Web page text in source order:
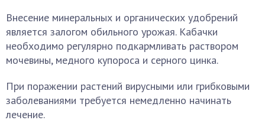
Внесение минеральных и органических удобрений
является залогом обильного урожая. Кабачки
необходимо регулярно подкармливать раствором
мочевины, медного купороса и серного цинка.
При поражении растений вирусными или грибковыми
заболеваниями требуется немедленно начинать
лечение.